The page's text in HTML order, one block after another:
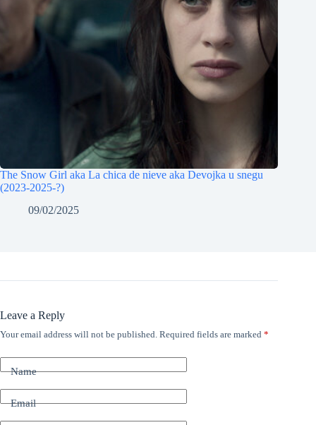
The Snow Girl aka La chica de nieve aka Devojka u snegu
(2023-2025-?)
09/02/2025
Leave a Reply
Your email address will not be published. Required fields are marked *
Name
Email